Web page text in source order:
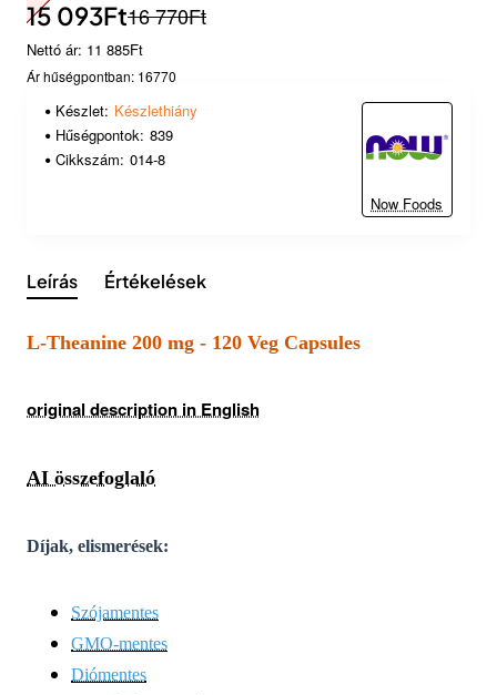
15 093Ft16 770Ft
Nettó ár: 11 885Ft
Ár hűségpontban: 16770
Készlet: Készlethiány
Hűségpontok: 839
Cikkszám: 014-8
Now Foods
Leírás Értékelések
L-Theanine 200 mg - 120 Veg Capsules
original description in English
AI összefoglaló
Díjak, elismerések:
Szójamentes
GMO-mentes
Diómentes